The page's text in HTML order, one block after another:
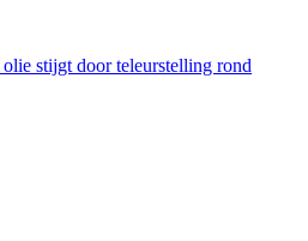
stijgt door teleurstelling rond